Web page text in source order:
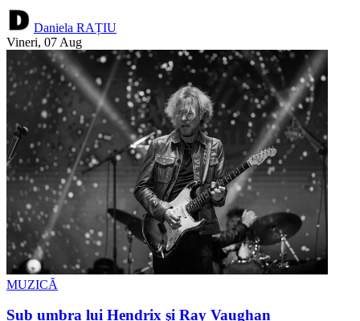
Daniela RAȚIU
Vineri, 07 Aug
MUZICĂ
Sub umbra lui Hendrix şi Ray Vaughan